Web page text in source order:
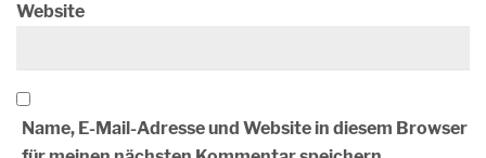
Website
Name, E-Mail-Adresse und Website in diesem Browser